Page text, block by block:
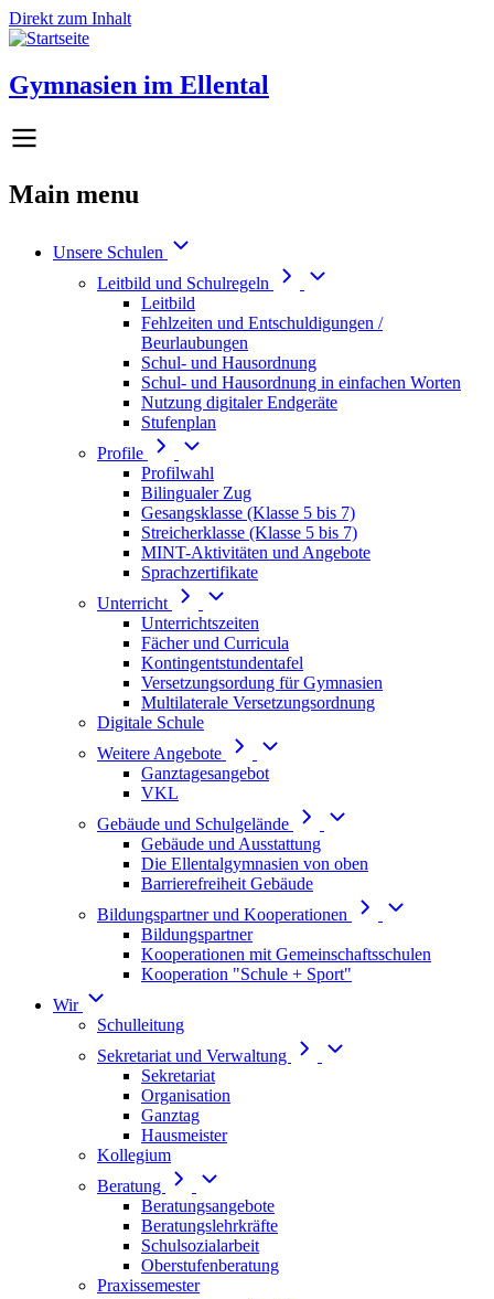
Direkt zum Inhalt
Gymnasien im Ellental
Main menu
Unsere Schulen
Leitbild und Schulregeln
Leitbild
Fehlzeiten und Entschuldigungen /
Beurlaubungen
Schul- und Hausordnung
Schul- und Hausordnung in einfachen Worten
Nutzung digitaler Endgeräte
Stufenplan
Profile
Profilwahl
Bilingualer Zug
Gesangsklasse (Klasse 5 bis 7)
Streicherklasse (Klasse 5 bis 7)
MINT-Aktivitäten und Angebote
Sprachzertifikate
Unterricht
Unterrichtszeiten
Fächer und Curricula
Kontingentstundentafel
Versetzungsordung für Gymnasien
Multilaterale Versetzungsordnung
Digitale Schule
Weitere Angebote
Ganztagesangebot
VKL
Gebäude und Schulgelände
Gebäude und Ausstattung
Die Ellentalgymnasien von oben
Barrierefreiheit Gebäude
Bildungspartner und Kooperationen
Bildungspartner
Kooperationen mit Gemeinschaftsschulen
Kooperation "Schule + Sport"
Wir
Schulleitung
Sekretariat und Verwaltung
Sekretariat
Organisation
Ganztag
Hausmeister
Kollegium
Beratung
Beratungsangebote
Beratungslehrkräfte
Schulsozialarbeit
Oberstufenberatung
Praxissemester